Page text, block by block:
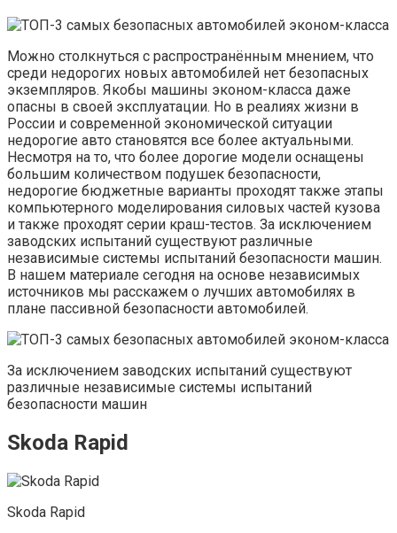
Можно столкнуться с распространённым мнением, что
среди недорогих новых автомобилей нет безопасных
экземпляров. Якобы машины эконом-класса даже
опасны в своей эксплуатации. Но в реалиях жизни в
России и современной экономической ситуации
недорогие авто становятся все более актуальными.
Несмотря на то, что более дорогие модели оснащены
большим количеством подушек безопасности,
недорогие бюджетные варианты проходят также этапы
компьютерного моделирования силовых частей кузова
и также проходят серии краш-тестов. За исключением
заводских испытаний существуют различные
независимые системы испытаний безопасности машин.
В нашем материале сегодня на основе независимых
источников мы расскажем о лучших автомобилях в
плане пассивной безопасности автомобилей.
За исключением заводских испытаний существуют
различные независимые системы испытаний
безопасности машин
Skoda Rapid
Skoda Rapid